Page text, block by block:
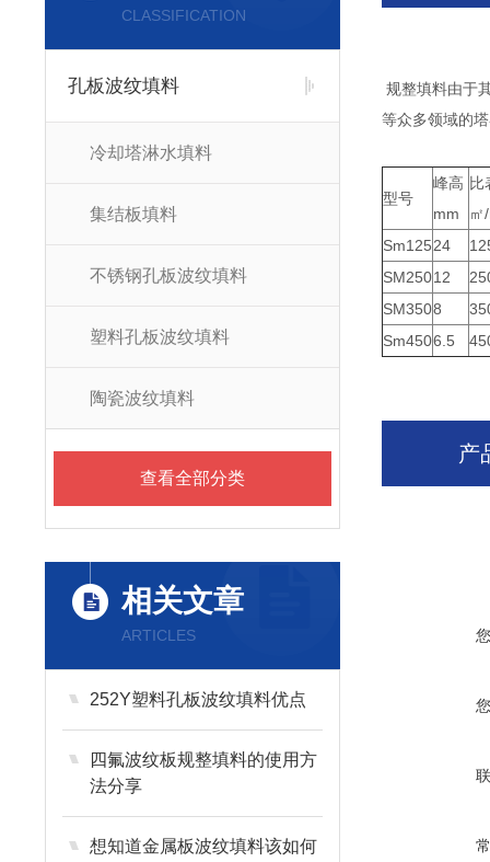
CLASSIFICATION
孔板波纹填料
冷却塔淋水填料
集结板填料
不锈钢孔板波纹填料
塑料孔板波纹填料
陶瓷波纹填料
查看全部分类
相关文章
ARTICLES
252Y塑料孔板波纹填料优点
四氟波纹板规整填料的使用方
法分享
想知道金属板波纹填料该如何
规整填料由于
等众多领域的
型号
峰高
mm
㎡
Sm12524
SM25012
SM3508
Sm4506.5
产